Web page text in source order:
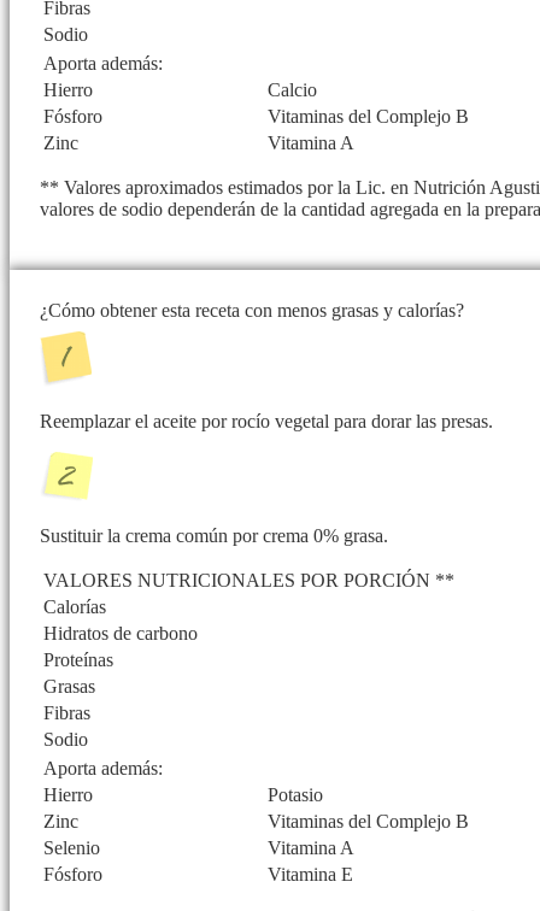
Fibras
Sodio
Aporta además:
Hierro
Calcio
Fósforo
Vitaminas del Complejo B
Zinc
Vitamina A
** Valores aproximados estimados por la Lic. en Nutrición
valores de sodio dependerán de la cantidad agregada en la
¿Cómo obtener esta receta con menos grasas y calorías?
Reemplazar el aceite por rocío vegetal para dorar las presas.
Sustituir la crema común por crema 0% grasa.
VALORES NUTRICIONALES POR PORCIÓN **
Calorías
Hidratos de carbono
Proteínas
Grasas
Fibras
Sodio
Aporta además:
Hierro
Potasio
Zinc
Vitaminas del Complejo B
Selenio
Vitamina A
Fósforo
Vitamina E